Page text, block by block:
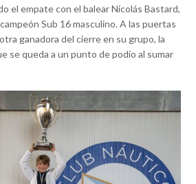
el empate con el balear Nicolás Bastard,
Sub 16 masculino. A las puertas
ganadora del cierre en su grupo, la
se queda a un punto de podio al sumar